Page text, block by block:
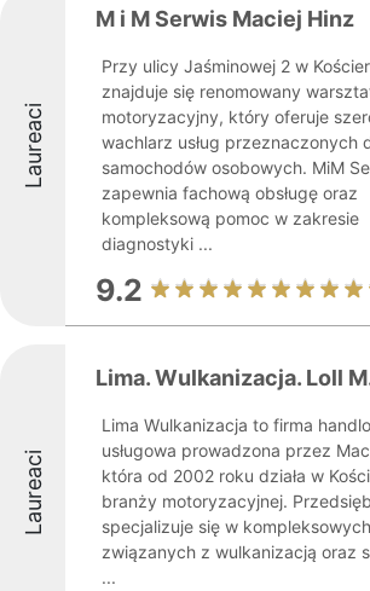
Laureaci
M i M Serwis Maciej Hinz
Przy ulicy Jaśminowej 2 w
znajduje się renomowany
motoryzacyjny, który oferuje
wachlarz usług przeznaczonych
samochodów osobowych. MiM
zapewnia fachową obsługę oraz
kompleksową pomoc w zakresie
diagnostyki ...
9.2
Laureaci
Lima. Wulkanizacja. Loll
Lima Wulkanizacja to firma
usługowa prowadzona przez
która od 2002 roku działa w
branży motoryzacyjnej.
specjalizuje się w
związanych z wulkanizacją oraz
...